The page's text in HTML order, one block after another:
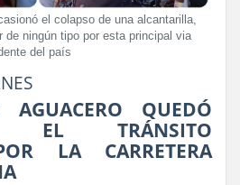
el colapso de una alcantarilla,
de ningún tipo por esta principal via
del país
AGUACERO QUEDÓ
EL TRÁNSITO
LA CARRETERA